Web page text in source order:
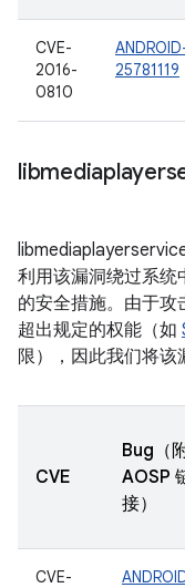
CVE-
2016-
0810
25781119
利用该漏洞绕过系统
的安全措施。由于攻
超出规定的权能（如
限），因此我们将该
CVE
Bug（
AOSP
接）
CVE-